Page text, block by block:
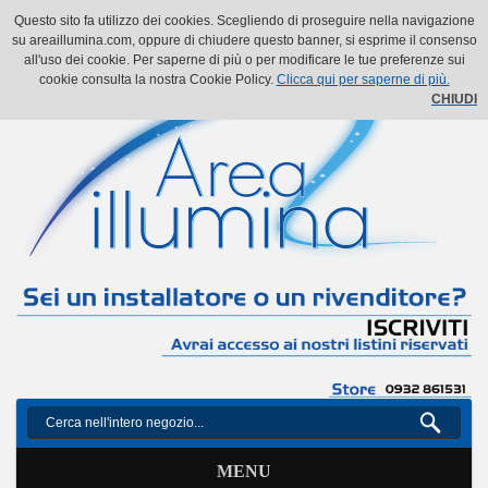
Il mio account Il mio carrello Vai alla Cassa Accedi
MENU
Questo sito fa utilizzo dei cookies. Scegliendo di proseguire nella navigazione
su areaillumina.com, oppure di chiudere questo banner, si esprime il consenso
all'uso dei cookie. Per saperne di più o per modificare le tue preferenze sui
cookie consulta la nostra Cookie Policy. Clicca qui per saperne di più.
CHIUDI